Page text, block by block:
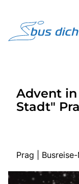
Highlights
Service
Start
Advent
Stadt"
Prag |